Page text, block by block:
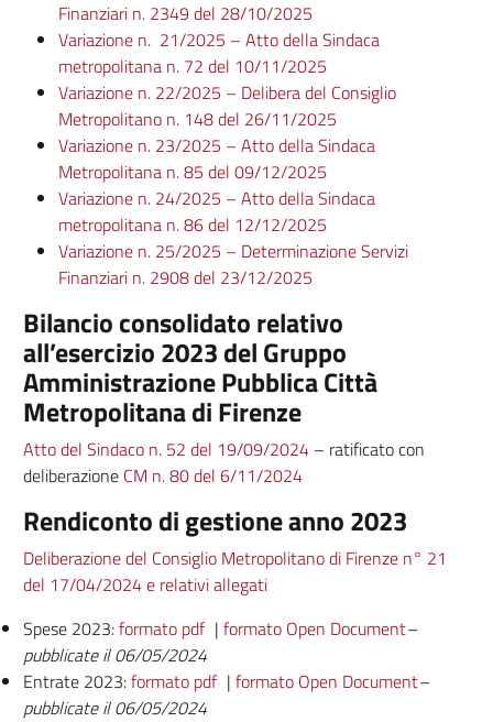
Finanziari n. 2349 del 28/10/2025
Variazione n. 21/2025 – Atto della Sindaca
metropolitana n. 72 del 10/11/2025
Variazione n. 22/2025 – Delibera del Consiglio
Metropolitano n. 148 del 26/11/2025
Variazione n. 23/2025 – Atto della Sindaca
Metropolitana n. 85 del 09/12/2025
Variazione n. 24/2025 – Atto della Sindaca
metropolitana n. 86 del 12/12/2025
Variazione n. 25/2025 – Determinazione Servizi
Finanziari n. 2908 del 23/12/2025
Bilancio consolidato relativo
all’esercizio 2023 del Gruppo
Amministrazione Pubblica Città
Metropolitana di Firenze
Atto del Sindaco n. 52 del 19/09/2024– ratificato con
deliberazione CM n. 80 del 6/11/2024
Rendiconto di gestione anno 2023
Deliberazione del Consiglio Metropolitano di Firenze n° 21
del 17/04/2024 e relativi allegati
Spese 2023:formato pdf | formato Open Document–
pubblicate il 06/05/2024
Entrate 2023:formato pdf | formato Open Document–
pubblicate il 06/05/2024